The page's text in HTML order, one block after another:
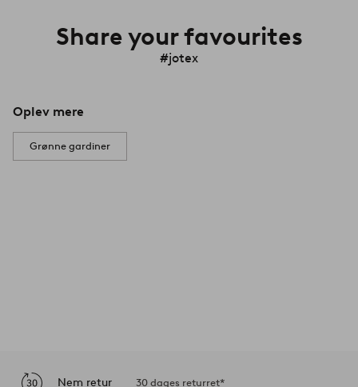
Share your favourites
#jotex
Oplev mere
Grønne gardiner
Nem retur 30 dages returret*